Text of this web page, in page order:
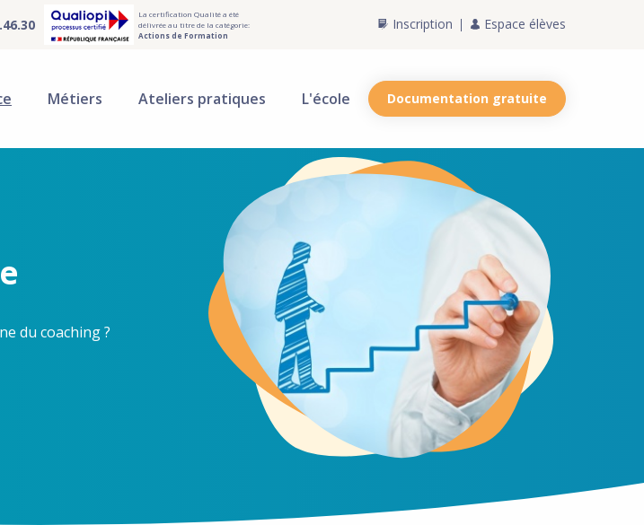
La certification Qualité a été
délivrée au titre de la catégorie:
Actions de Formation
Inscription Espace élèves
Métiers Ateliers pratiques L'école Documentation gratuite
du coaching ?